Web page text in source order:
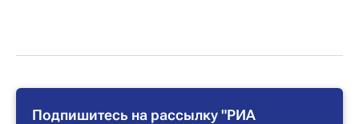
Подпишитесь на рассылку "РИА